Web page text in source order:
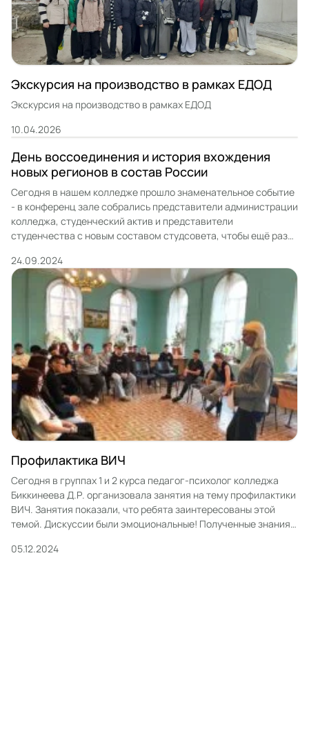
Экскурсия на производство в рамках ЕДОД
Экскурсия на производство в рамках ЕДОД
10.04.2026
День воссоединения и история вхождения
новых регионов в состав России
Сегодня в нашем колледже прошло знаменательное событие
- в конференц зале собрались представители администрации
колледжа, студенческий актив и представители
студенчества с новым составом студсовета, чтобы ещё раз
новых регионов с нашей любимой страной!30 сентября 2022
года в состав России вернулись четыре южных региона —
Донецкая и Луганская народные […]
24.09.2024
Профилактика ВИЧ
Сегодня в группах 1 и 2 курса педагог-психолог колледжа
Биккинеева Д.Р. организовала занятия на тему профилактики
ВИЧ. Занятия показали, что ребята заинтересованы этой
темой. Дискуссии были эмоциональные! Полученные знания
окружения: узнал сам- расскажи другому!
05.12.2024